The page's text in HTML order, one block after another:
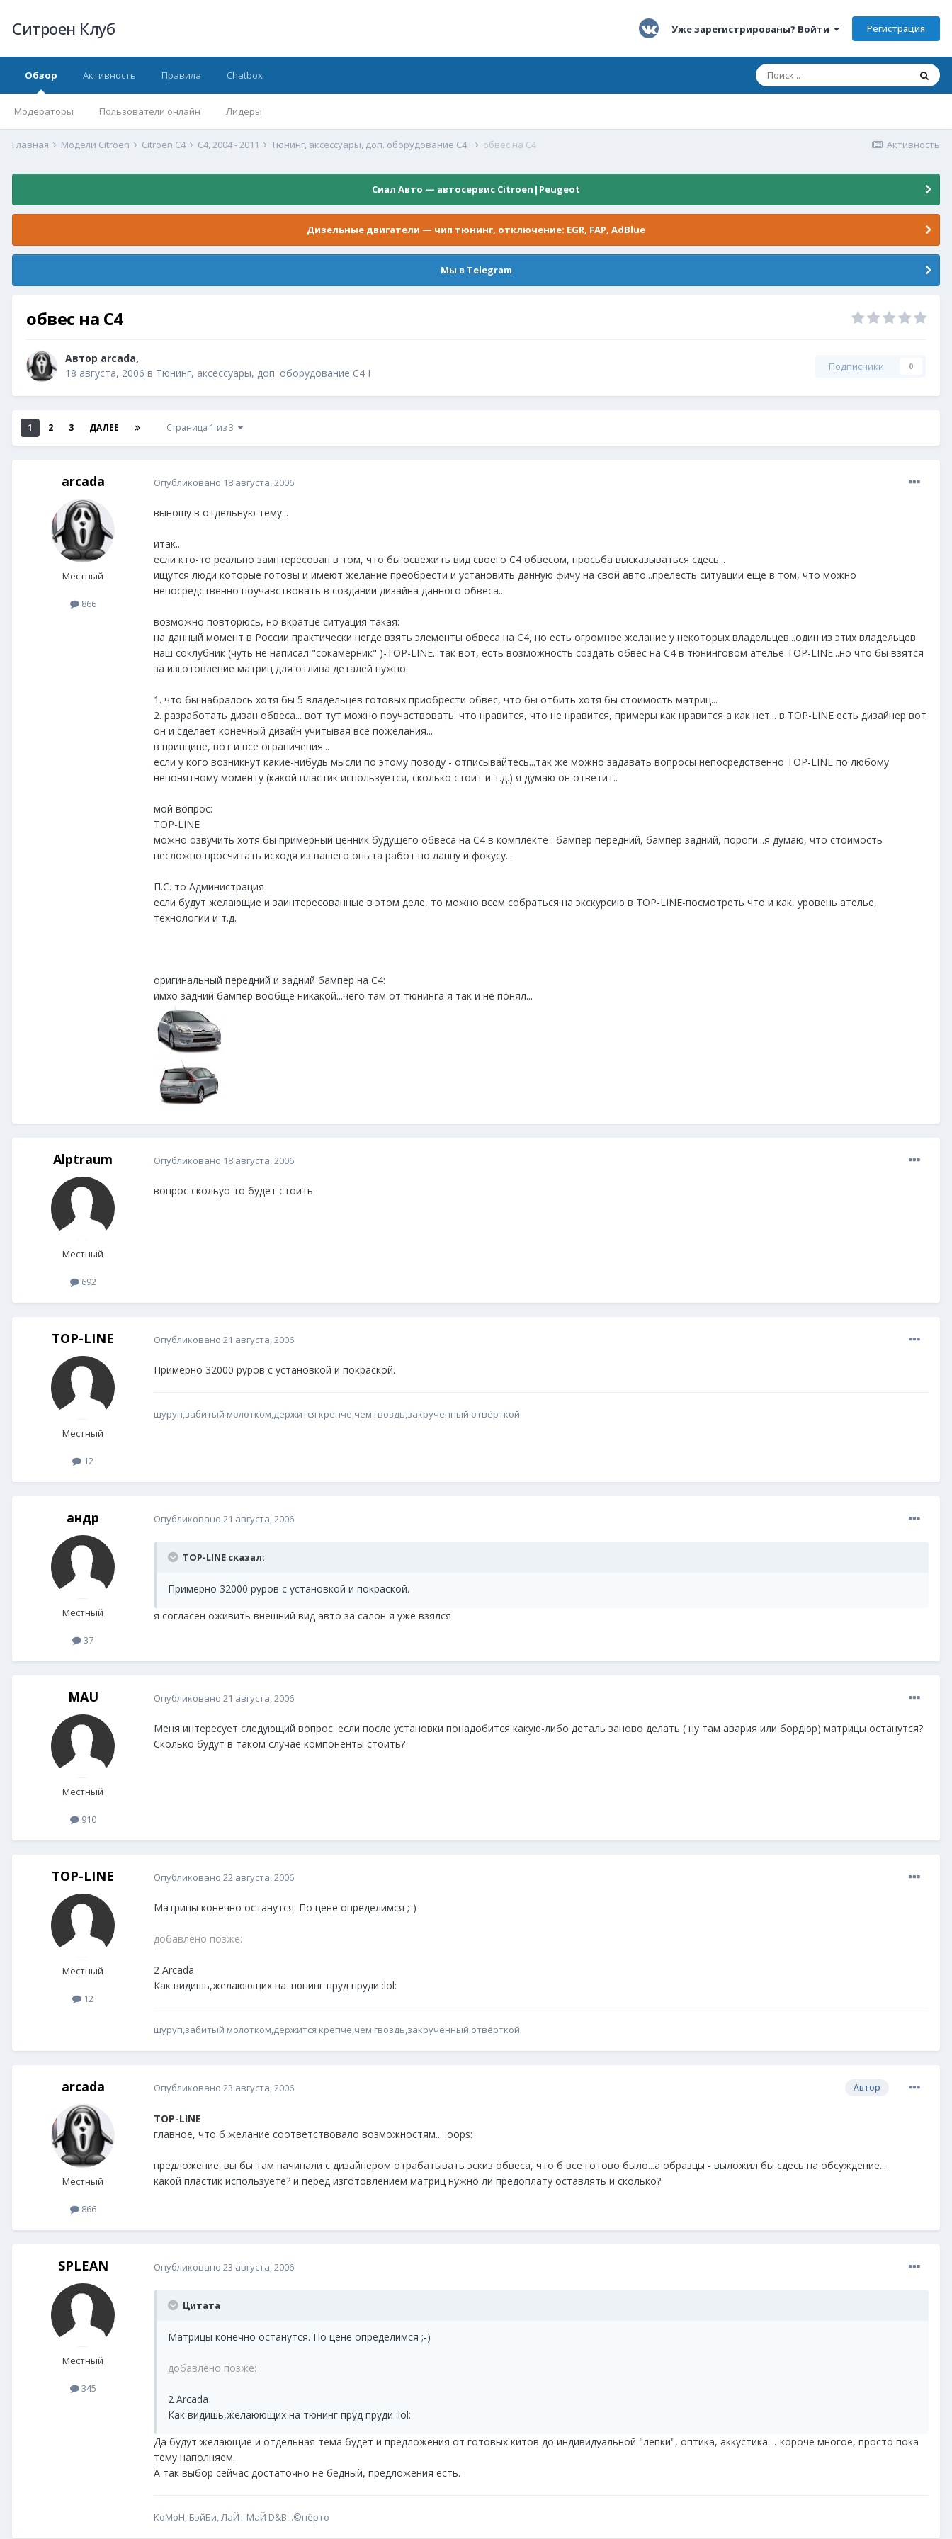
Ситроен Клуб Уже зарегистрированы? Войти Регистрация
Обзор
Модераторы Пользователи онлайн Лидеры
Активность Правила Chatbox
Активность
Главная Модели Citroen Citroen C4 С4, 2004 - 2011 Тюнинг, аксессуары, доп. оборудование C4 I обвес на С4
Сиал Авто — автосервис Citroen|Peugeot
Дизельные двигатели — чип тюнинг, отключение: EGR, FAP, AdBlue
Мы в Telegram
обвес на С4
Автор arcada,
18 августа, 2006 в Тюнинг, аксессуары, доп. оборудование C4 I Подписчики 0
1 2 3 ДАЛЕЕ Страница 1 из 3
arcada
Местный
866
Опубликовано 18 августа, 2006
выношу в отдельную тему...
итак...
если кто-то реально заинтересован в том, что бы освежить вид своего С4 обвесом, просьба высказываться сдесь...
ищутся люди которые готовы и имеют желание преобрести и установить данную фичу на свой авто...прелесть ситуации еще в том, что можно
непосредственно поучавствовать в создании дизайна данного обвеса...
возможно повторюсь, но вкратце ситуация такая:
на данный момент в России практически негде взять элементы обвеса на С4, но есть огромное желание у некоторых владельцев...один из этих владельцев
наш соклубник (чуть не написал "сокамерник" )-TOP-LINE...так вот, есть возможность создать обвес на С4 в тюнинговом ателье TOP-LINE...но что бы взятся
за изготовление матриц для отлива деталей нужно:
1. что бы набралось хотя бы 5 владельцев готовых приобрести обвес, что бы отбить хотя бы стоимость матриц...
2. разработать дизан обвеса... вот тут можно поучаствовать: что нравится, что не нравится, примеры как нравится а как нет... в TOP-LINE есть дизайнер вот
он и сделает конечный дизайн учитывая все пожелания...
в принципе, вот и все ограничения...
если у кого возникнут какие-нибудь мысли по этому поводу - отписывайтесь...так же можно задавать вопросы непосредственно TOP-LINE по любому
непонятному моменту (какой пластик используется, сколько стоит и т.д.) я думаю он ответит..
мой вопрос:
TOP-LINE
можно озвучить хотя бы примерный ценник будущего обвеса на С4 в комплекте : бампер передний, бампер задний, пороги...я думаю, что стоимость
несложно просчитать исходя из вашего опыта работ по ланцу и фокусу...
П.С. то Администрация
если будут желающие и заинтересованные в этом деле, то можно всем собраться на экскурсию в TOP-LINE-посмотреть что и как, уровень ателье,
технологии и т.д.
оригинальный передний и задний бампер на С4:
имхо задний бампер вообще никакой...чего там от тюнинга я так и не понял...
Alptraum
Местный
692
Опубликовано 18 августа, 2006
вопрос скольуо то будет стоить
TOP-LINE
Местный
12
Опубликовано 21 августа, 2006
Примерно 32000 руров с установкой и покраской.
шуруп,забитый молотком,держится крепче,чем гвоздь,закрученный отвёрткой
андр
Местный
37
Опубликовано 21 августа, 2006
TOP-LINE сказал:
Примерно 32000 руров с установкой и покраской.
я согласен оживить внешний вид авто за салон я уже взялся
MAU
Местный
910
Опубликовано 21 августа, 2006
Меня интересует следующий вопрос: если после установки понадобится какую-либо деталь заново делать ( ну там авария или бордюр) матрицы останутся?
Сколько будут в таком случае компоненты стоить?
TOP-LINE
Местный
12
Опубликовано 22 августа, 2006
Матрицы конечно останутся. По цене определимся ;-)
добавлено позже:
2 Arcada
Как видишь,желаюющих на тюнинг пруд пруди :lol:
шуруп,забитый молотком,держится крепче,чем гвоздь,закрученный отвёрткой
arcada
Местный
866
Автор
Опубликовано 23 августа, 2006
TOP-LINE
главное, что б желание соответствовало возможностям... :oops:
предложение: вы бы там начинали с дизайнером отрабатывать эскиз обвеса, что б все готово было...а образцы - выложил бы сдесь на обсуждение...
какой пластик используете? и перед изготовлением матриц нужно ли предоплату оставлять и сколько?
SPLEAN
Местный
345
Опубликовано 23 августа, 2006
Цитата
Матрицы конечно останутся. По цене определимся ;-)
добавлено позже:
2 Arcada
Как видишь,желаюющих на тюнинг пруд пруди :lol:
Да будут желающие и отдельная тема будет и предложения от готовых китов до индивидуальной "лепки", оптика, аккустика....-короче многое, просто пока
тему наполняем.
А так выбор сейчас достаточно не бедный, предложения есть.
КоМоН, БэйБи, ЛаЙт МаЙ D&B...©пёрто